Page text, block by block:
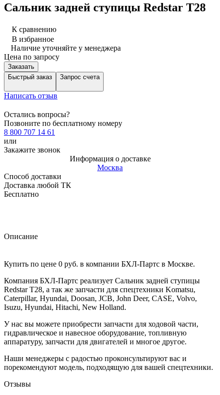
Сальник задней ступицы Redstar T28
К сравнению
В избранное
Наличие уточняйте у менеджера
Цена по запросу
Заказать
Быстрый заказ
Запрос счета
Написать отзыв
Остались вопросы?
Позвоните по бесплатному номеру
8 800 707 14 61
или
Закажите звонок
Информация о доставке
Москва
Способ доставки
Доставка любой ТК
Бесплатно
Описание
Купить по цене 0 руб. в компании БХЛ-Партс в Москве.
Компания БХЛ-Партс реализует Сальник задней ступицы
Redstar T28, а так же запчасти для спецтехники Komatsu,
Caterpillar, Hyundai, Doosan, JCB, John Deer, CASE, Volvo,
Isuzu, Hyundai, Hitachi, New Holland.
У нас вы можете приобрести запчасти для ходовой части,
гидравлическое и навесное оборудование, топливную
аппаратуру, запчасти для двигателей и многое другое.
Наши менеджеры с радостью проконсультируют вас и
порекомендуют модель, подходящую для вашей спецтехники.
Отзывы